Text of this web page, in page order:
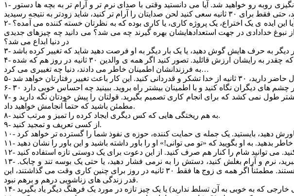
۱- تُن صدایتان را تغییر دهید. برای ۳۰ ثانیه سعی کنید نرم تر، آرام تر، و کمی خوشایندتر صحبت کنید. با نتایج شگفت انگیزی روبه رو خواهید شد. آیا می دانستید وقتی با صدای نرم تر و آرام تر به بچه ها دستور
۲- ایده های قدیمیتان را به یاد آورده و دوباره آن ها را از سر گیرید. برای ۳۰ ثانیه، ایده قدیمیتان را دوباره امتحان کنید. آیا این ایده ی یک اختراع، یک پروژه کاری، یا کاری بوده که به نظرتان خسته کننده می آمده؟
نبوغ خدادادی در جهت استعدادهایشان بهره گیرند چه می شد؟ می دانید چه چیزهای جدیدی
در دنیا ابداع می شد؟
۴- به فرزندانتان بگویید «دوستتان دارم» و «به شما افتخار می کنم.» به چشم هایشان نگاه کنید، و به آن ها نشان دهید که چقدر به رایشان ارزش قائلید. تصور کنید اگر همه ی والدین ۳۰ ثانیه در روز هم که شده
به فرزندانشان اطمینان خاطر می دادند، دنیا چه تغییری می کرد…
۷- کاری را که قبلاً از انجام آن دست کشیده اید و نیمه رها کرده اید را انتخاب کنید که امروز انجامش دهید. ۳۰ ثانیه بیشتر طول نمی کشد که برای انجام کاری تصمیم بگیرید. قولتان را پیش خودتان نگه دارید و
مطمئن باشید که حتماً انجامش خواهید داد.
۸- به هم ریختگی هایی که کس دیگری ایجاد کرده را تمیز و مرتب کنید.
۹- از کسی تعریف و تمجید کنید.
۱۳- به مدت ۳۰ ثانیه در جمع همسرتان را ناز و نوازش کنید. دستتان را پشتش بکشید، انگشتانتان را در موهایش فرو ببرید، نرم و آرام بغلش کنید، دستش را به نرمی فشار دهید، یا حتی یک بوسه تند و چابک.
خیلی خوب است اگر بچه هایتان بفهمند که پدر و مادرشان همدیگر را دوست دارند و برای ابراز علاقه به هم راحت هستند. مطمئناً اگر همه ی زوج ها فقط ۳۰ ثانیه در روز برای چنین کاری وقت می گذاشتند، این
قدر زندگی های زناشویی درهم و برهم نبود.